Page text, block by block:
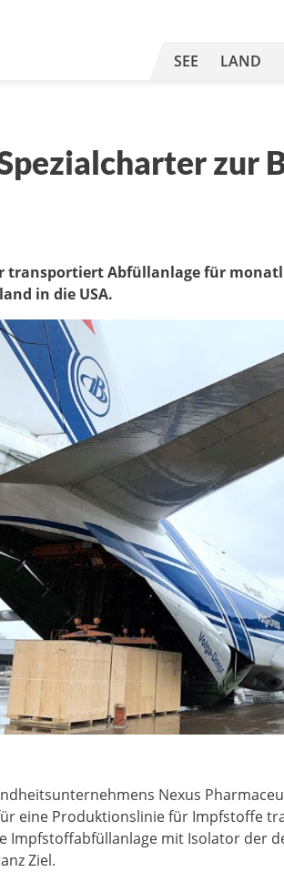
SEE LAND
zur
transportiert Abfüllanlage für
in die USA.
Nexus
eine Produktionslinie für Impfstoffe
Impfstoffabfüllanlage mit Isolator der
Ziel.